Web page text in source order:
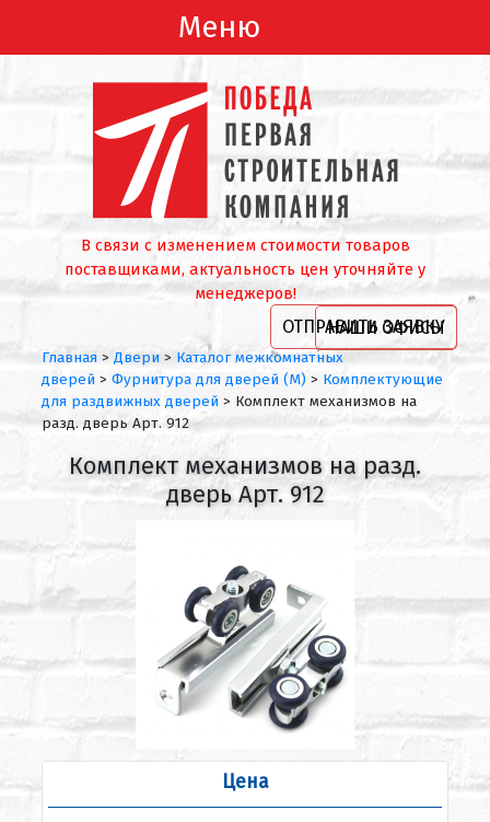
Меню
В связи с изменением стоимости товаров
поставщиками, актуальность цен уточняйте у
менеджеров!
ОТПРАВИТЬ ЗАЯВКУ
НАШИ ОФИСЫ
Главная > Двери > Каталог межкомнатных
дверей > Фурнитура для дверей (М) > Комплектующие
для раздвижных дверей > Комплект механизмов на
разд. дверь Арт. 912
Комплект механизмов на разд.
дверь Арт. 912
Цена